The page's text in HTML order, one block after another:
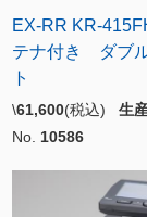
EX-RR KR-
テナ付き ダブ
ト
\61,600(税込) 生
No. 10586